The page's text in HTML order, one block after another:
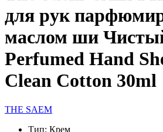
для рук
маслом ши
Perfumed Hand
Clean Cotton 30ml
THE SAEM
Тип: Крем